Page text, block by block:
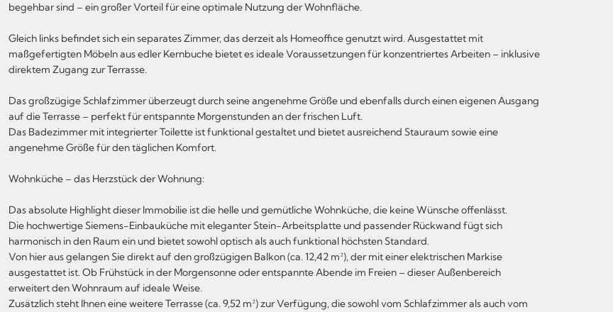
begehbar sind – ein großer Vorteil für eine optimale Nutzung der Wohnfläche.
Gleich links befindet sich ein separates Zimmer, das derzeit als Homeoffice genutzt wird. Ausgestattet mit
maßgefertigten Möbeln aus edler Kernbuche bietet es ideale Voraussetzungen für konzentriertes Arbeiten – inklusive
direktem Zugang zur Terrasse.
Das großzügige Schlafzimmer überzeugt durch seine angenehme Größe und ebenfalls durch einen eigenen Ausgang
auf die Terrasse – perfekt für entspannte Morgenstunden an der frischen Luft.
Das Badezimmer mit integrierter Toilette ist funktional gestaltet und bietet ausreichend Stauraum sowie eine
angenehme Größe für den täglichen Komfort.
Wohnküche – das Herzstück der Wohnung:
Das absolute Highlight dieser Immobilie ist die helle und gemütliche Wohnküche, die keine Wünsche offenlässt.
Die hochwertige Siemens-Einbauküche mit eleganter Stein-Arbeitsplatte und passender Rückwand fügt sich
harmonisch in den Raum ein und bietet sowohl optisch als auch funktional höchsten Standard.
Von hier aus gelangen Sie direkt auf den großzügigen Balkon (ca. 12,42 m²), der mit einer elektrischen Markise
ausgestattet ist. Ob Frühstück in der Morgensonne oder entspannte Abende im Freien – dieser Außenbereich
erweitert den Wohnraum auf ideale Weise.
Zusätzlich steht Ihnen eine weitere Terrasse (ca. 9,52 m²) zur Verfügung, die sowohl vom Schlafzimmer als auch vom